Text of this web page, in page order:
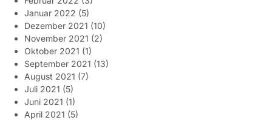
Januar 2022 (5)
Dezember 2021 (10)
November 2021 (2)
Oktober 2021 (1)
September 2021 (13)
August 2021 (7)
Juli 2021 (5)
Juni 2021 (1)
April 2021 (5)